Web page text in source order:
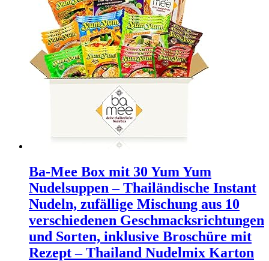
Ba-Mee Box mit 30 Yum Yum
Nudelsuppen – Thailändische Instant
Nudeln, zufällige Mischung aus 10
verschiedenen Geschmacksrichtungen
und Sorten, inklusive Broschüre mit
Rezept – Thailand Nudelmix Karton